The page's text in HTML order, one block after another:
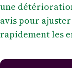
une
avis pour
rapidement les